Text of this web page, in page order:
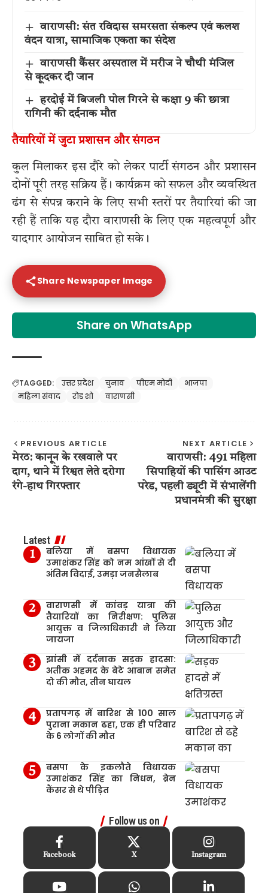
वाराणसी: संत रविदास समरसता संकल्प एवं कलश
वंदन यात्रा, सामाजिक एकता का संदेश
वाराणसी कैंसर अस्पताल में मरीज ने चौथी मंजिल
से कूदकर दी जान
हरदोई में बिजली पोल गिरने से कक्षा 9 की छात्रा
रागिनी की दर्दनाक मौत
तैयारियों में जुटा प्रशासन और संगठन
कुल मिलाकर इस दौरे को लेकर पार्टी संगठन और प्रशासन
दोनों पूरी तरह सक्रिय हैं। कार्यक्रम को सफल और व्यवस्थित
ढंग से संपन्न कराने के लिए सभी स्तरों पर तैयारियां की जा
रही हैं ताकि यह दौरा वाराणसी के लिए एक महत्वपूर्ण और
यादगार आयोजन साबित हो सके।
Share Newspaper Image
Share on WhatsApp
TAGGED: उत्तर प्रदेश चुनाव पीएम मोदी
भाजपा
महिला संवाद
रोड शो वाराणसी
PREVIOUS ARTICLE
मेरठ: कानून के रखवाले पर
दाग, थाने में रिश्वत लेते दरोगा
रंगे-हाथ गिरफ्तार
NEXT ARTICLE
वाराणसी: 491 महिला
सिपाहियों की पासिंग आउट
परेड, पहली ड्यूटी में संभालेंगी
प्रधानमंत्री की सुरक्षा
Latest
बलिया में बसपा विधायक
उमाशंकर सिंह को नम आंखों से दी
अंतिम विदाई, उमड़ा जनसैलाब
वाराणसी में कांवड़ यात्रा की
तैयारियों का निरीक्षण: पुलिस
आयुक्त व जिलाधिकारी ने लिया
जायजा
झांसी में दर्दनाक सड़क हादसा:
अतीक अहमद के बेटे आबान समेत
दो की मौत, तीन घायल
प्रतापगढ़ में बारिश से 100 साल
पुराना मकान ढहा, एक ही परिवार
के 6 लोगों की मौत
बसपा के इकलौते विधायक
उमाशंकर सिंह का निधन, ब्रेन
कैंसर से थे पीड़ित
Follow us on
Facebook X Instagram